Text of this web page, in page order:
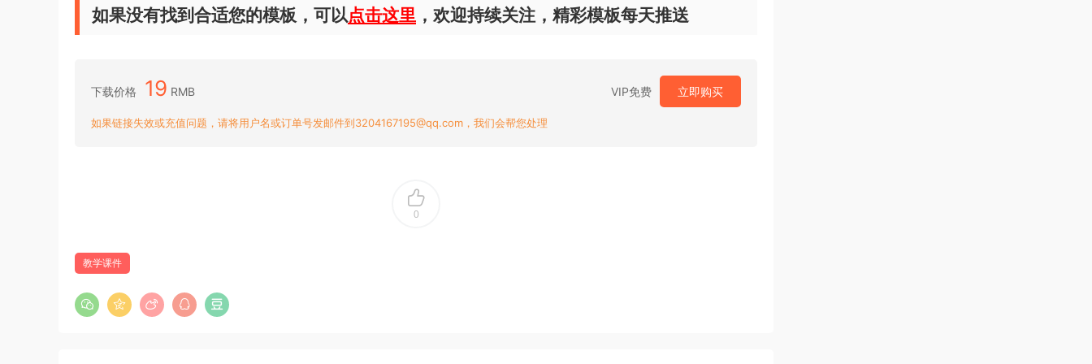
如果没有找到合适您的模板，可以点击这里 ，欢迎持续关注，精彩模板每天推送
下载价格 19 RMB VIP免费 立即购买
如果链接失效或充值问题，请将用户名或订单号发邮件到3204167195@qq.com，我们会帮您处理
0
教学课件